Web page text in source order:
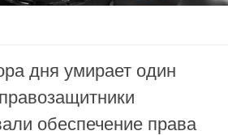
дня умирает один
обеспечение права